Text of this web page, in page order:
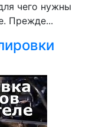
чего нужны
Прежде...